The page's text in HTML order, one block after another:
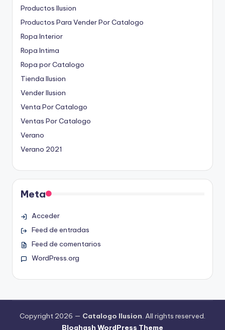
Productos Ilusion
Productos Para Vender Por Catalogo
Ropa Interior
Ropa Intima
Ropa por Catalogo
Tienda Ilusion
Vender Ilusion
Venta Por Catalogo
Ventas Por Catalogo
Verano
Verano 2021
Meta
Acceder
Feed de entradas
Feed de comentarios
WordPress.org
Copyright 2026 — Catalogo Ilusion. All rights reserved.
Bloghash WordPress Theme